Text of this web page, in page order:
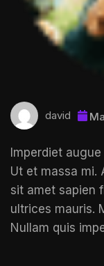
david
Imperdiet
Ut et massa mi.
sit amet sapien
ultrices mauris.
Nullam quis